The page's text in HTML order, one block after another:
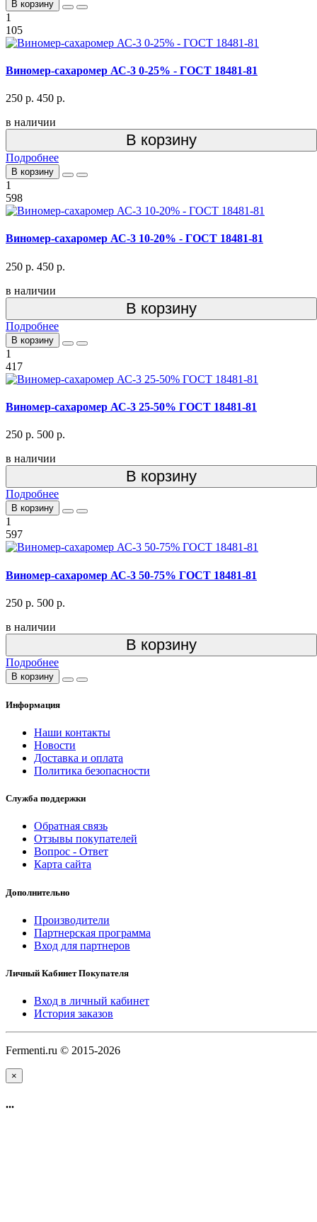
В корзину
1
105
Виномер-сахаромер АС-3 0-25% - ГОСТ 18481-81
250 р. 450 р.
в наличии
В корзину
Подробнее
В корзину
1
598
Виномер-сахаромер АС-3 10-20% - ГОСТ 18481-81
250 р. 450 р.
в наличии
В корзину
Подробнее
В корзину
1
417
Виномер-сахаромер АС-3 25-50% ГОСТ 18481-81
250 р. 500 р.
в наличии
В корзину
Подробнее
В корзину
1
597
Виномер-сахаромер АС-3 50-75% ГОСТ 18481-81
250 р. 500 р.
в наличии
В корзину
Подробнее
В корзину
Информация
Наши контакты
Новости
Доставка и оплата
Политика безопасности
Служба поддержки
Обратная связь
Отзывы покупателей
Вопрос - Ответ
Карта сайта
Дополнительно
Производители
Партнерская программа
Вход для партнеров
Личный Кабинет Покупателя
Вход в личный кабинет
История заказов
Fermenti.ru © 2015-2026
×
...